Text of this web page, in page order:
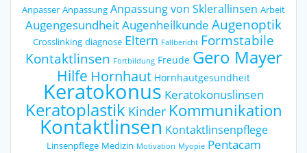
Anpasser Anpassung Anpassung von Sklerallinsen Arbeit
AugengesundheitAugenheilkunde Augenoptik
Crosslinking diagnose Eltern Fallbericht Formstabile
Kontaktlinsen Fortbildung Freude Gero Mayer
Hilfe Hornhaut Hornhautgesundheit
Keratokonus Keratokonuslinsen
Keratoplastik Kinder Kommunikation
Kontaktlinsen Kontaktlinsenpflege
Linsenpflege Medizin Motivation Myopie Pentacam